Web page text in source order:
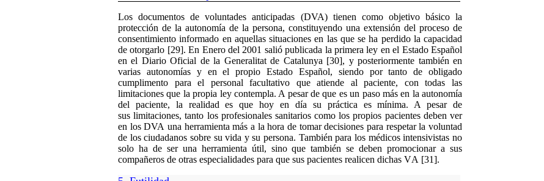
Los documentos de voluntades anticipadas (DVA) tienen como objetivo básico la
protección de la autonomía de la persona, constituyendo una extensión del proceso de
consentimiento informado en aquellas situaciones en las que se ha perdido la capacidad
de otorgarlo [29]. En Enero del 2001 salió publicada la primera ley en el Estado Español
en el Diario Oficial de la Generalitat de Catalunya [30], y posteriormente también en
varias autonomías y en el propio Estado Español, siendo por tanto de obligado
cumplimento para el personal facultativo que atiende al paciente, con todas las
limitaciones que la propia ley contempla. A pesardeque es un paso más en la autonomía
del paciente, la realidadesque hoy en día su práctica es mínima. A pesar de
sus limitaciones, tanto los profesionales sanitarios como los propios pacientes deben ver
en los DVA una herramienta más a la hora de tomar decisiones para respetar lavoluntad
de los ciudadanos sobre su vida y su persona. También para los médicos intensivistas no
solo ha de ser una herramienta útil, sinoquetambiénse deben promocionar a sus
compañeros de otras especialidades para que sus pacientes realicen dichas VA [31].